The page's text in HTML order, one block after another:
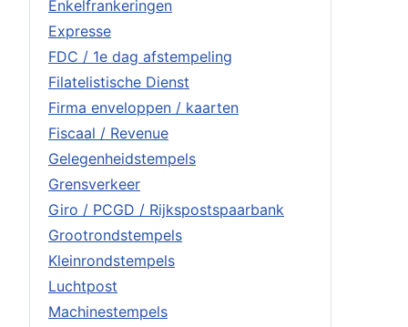
Enkelfrankeringen
Expresse
FDC / 1e dag afstempeling
Filatelistische Dienst
Firma enveloppen / kaarten
Fiscaal / Revenue
Gelegenheidstempels
Grensverkeer
Giro / PCGD / Rijkspostspaarbank
Grootrondstempels
Kleinrondstempels
Luchtpost
Machinestempels